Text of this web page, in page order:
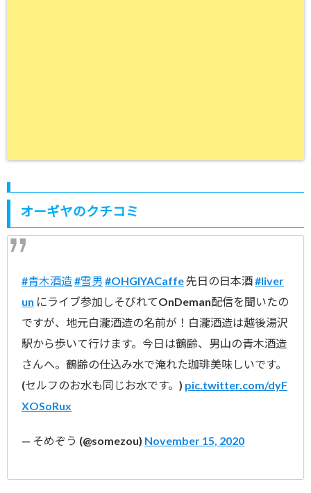
オーギヤのクチコミ
#青木酒造#雪男 #OHGIYACaffe先日の日本酒#liver
un にライブ参加しそびれてOnDeman配信を聞いたの
ですが、地元白瀧酒造の名前が！白瀧酒造は越後湯沢
駅から歩いて行けます。今日は鶴齢、男山の青木酒造
さんへ。鶴齢の仕込み水で淹れた珈琲美味しいです。
(セルフのお水も同じお水です。) pic.twitter.com/dyF
XOSoRux
— そめぞう (@somezou) November 15, 2020